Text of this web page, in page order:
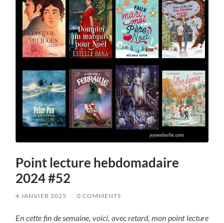
Point lecture hebdomadaire
2024 #52
4 JANVIER 2025 / 0 COMMENTS
En cette fin de semaine, voici, avec retard, mon point lecture